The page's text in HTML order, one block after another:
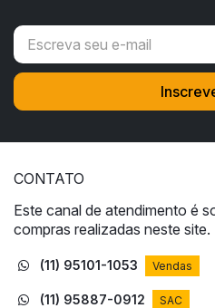
CONTATO
Este canal de atendimento é
compras realizadas neste site.
(11) 95101-1053 Vendas
(11) 95887-0912 SAC